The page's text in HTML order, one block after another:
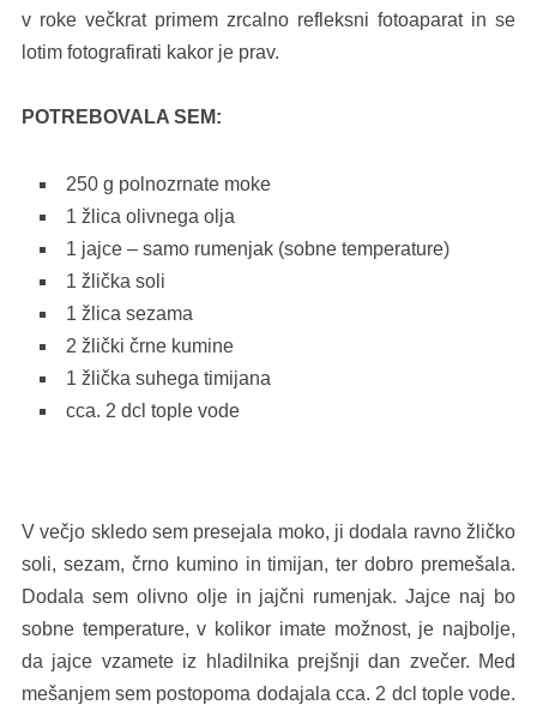
v roke večkrat primem zrcalno refleksni fotoaparat in se
lotim fotografirati kakor je prav.
POTREBOVALA SEM:
250 g polnozrnate moke
1 žlica olivnega olja
1 jajce – samo rumenjak (sobne temperature)
1 žlička soli
1 žlica sezama
2 žlički črne kumine
1 žlička suhega timijana
cca. 2 dcl tople vode
V večjo skledo sem presejala moko, ji dodala ravno žličko
soli, sezam, črno kumino in timijan, ter dobro premešala.
Dodala sem olivno olje in jajčni rumenjak. Jajce naj bo
sobne temperature, v kolikor imate možnost, je najbolje,
da jajce vzamete iz hladilnika prejšnji dan zvečer. Med
mešanjem sem postopoma dodajala cca. 2 dcl tople vode.